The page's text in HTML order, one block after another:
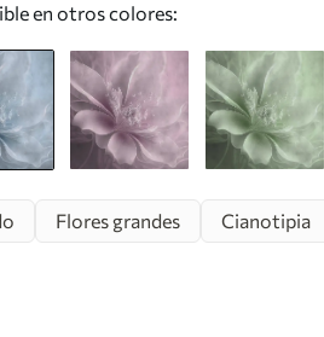
en otros colores:
Flores grandes Cianotipia